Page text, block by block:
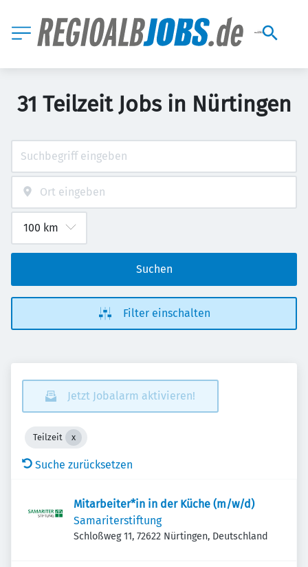
31 Teilzeit Jobs in Nürtingen
Suchen
Filter einschalten
Jetzt Jobalarm aktivieren!
Teilzeit
Suche zurücksetzen
Mitarbeiter*in in der Küche (m/w/d)
Samariterstiftung
Schloßweg 11, 72622 Nürtingen, Deutschland